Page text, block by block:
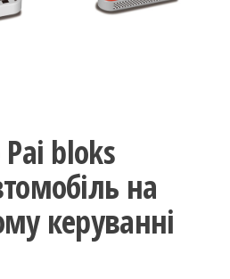
bloks
на
керуванні